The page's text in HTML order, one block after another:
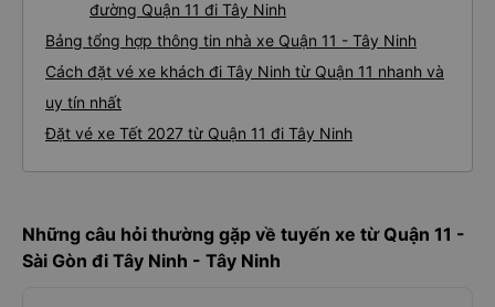
đường Quận 11 đi Tây Ninh
Bảng tổng hợp thông tin nhà xe Quận 11 - Tây Ninh
Cách đặt vé xe khách đi Tây Ninh từ Quận 11 nhanh và
uy tín nhất
Đặt vé xe Tết 2027 từ Quận 11 đi Tây Ninh
Những câu hỏi thường gặp về tuyến xe từ Quận 11 -
Sài Gòn đi Tây Ninh - Tây Ninh